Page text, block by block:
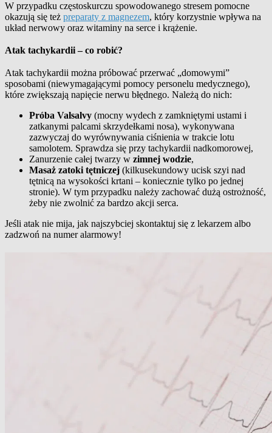
W przypadku częstoskurczu spowodowanego stresem pomocne
okazują się też preparaty z magnezem, który korzystnie wpływa na
układ nerwowy oraz witaminy na serce i krążenie.
Atak tachykardii – co robić?
Atak tachykardii można próbować przerwać „domowymi”
sposobami (niewymagającymi pomocy personelu medycznego),
które zwiększają napięcie nerwu błędnego. Należą do nich:
Próba Valsalvy (mocny wydech z zamkniętymi ustami i
zatkanymi palcami skrzydełkami nosa), wykonywana
zazwyczaj do wyrównywania ciśnienia w trakcie lotu
samolotem. Sprawdza się przy tachykardii nadkomorowej,
Zanurzenie całej twarzy w zimnej wodzie,
Masaż zatoki tętniczej (kilkusekundowy ucisk szyi nad
tętnicą na wysokości krtani – koniecznie tylko po jednej
stronie). W tym przypadku należy zachować dużą ostrożność,
żeby nie zwolnić za bardzo akcji serca.
Jeśli atak nie mija, jak najszybciej skontaktuj się z lekarzem albo
zadzwoń na numer alarmowy!